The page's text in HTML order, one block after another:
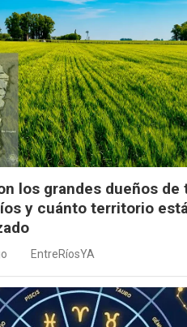
los grandes dueños de
y cuánto territorio está
EntreRíosYA